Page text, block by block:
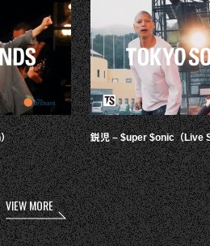
鋭児 – $uper $onic（Live
VIEW MORE